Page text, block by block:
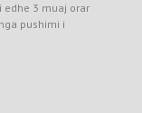
edhe 3 muaj orar
pushimi i